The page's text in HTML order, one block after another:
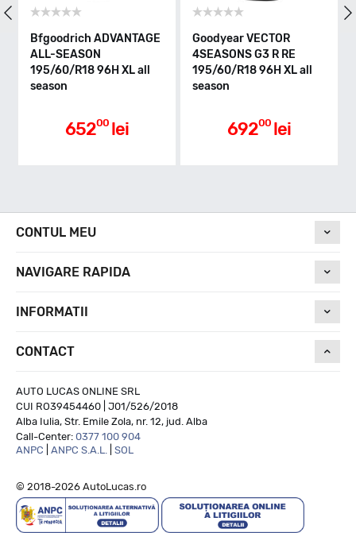
B
Aderenta pe carosabil ud
Nivel de zgomot
69
Bfgoodrich ADVANTAGE
ALL-SEASON
195/60/R18 96H XL all
season
65200 lei
Goodyear VECTOR
4SEASONS G3 R RE
195/60/R18 96H XL all
season
69200 lei
CONTUL MEU
NAVIGARE RAPIDA
INFORMATII
CONTACT
AUTO LUCAS ONLINE SRL
CUI RO39454460 | J01/526/2018
Alba Iulia, Str. Emile Zola, nr. 12, jud. Alba
Call-Center: 0377 100 904
ANPC
ANPC S.A.L. SOL
© 2018-2026 AutoLucas.ro